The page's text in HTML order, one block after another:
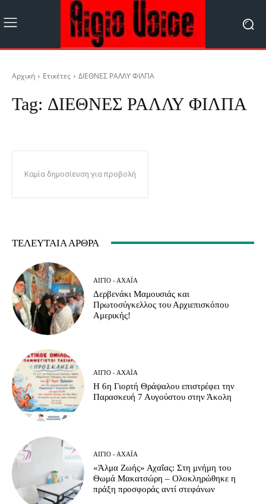
Αρχική Ετικέτες ΔΙΕΘΝΕΣ ΡΑΛΛΥ ΦΙΛΠΑ
Tag: ΔΙΕΘΝΕΣ ΡΑΛΛΥ ΦΙΛΠΑ
Καμία δημοσίευση για προβολή
ΤΕΛΕΥΤΑΊΑ ΆΡΘΡΑ
ΑΊΓΙΟ - ΑΧΑΪ́Α
Δερβενάκι Μαμουσιάς και
Πρωτοσύγκελλος του Αρχιεπισκόπου
Αμερικής!
ΑΊΓΙΟ - ΑΧΑΪ́Α
Η 6η Γιορτή Θράψαλου επιστρέφει την
Παρασκευή 7 Αυγούστου στην Άκολη
ΑΊΓΙΟ - ΑΧΑΪ́Α
«Άλμα Ζωής» Αχαΐας: Στη μνήμη του
Θωμά Μακατσώρη – Ολοκληρώθηκε η
πράξη προσφοράς αντί στεφάνων